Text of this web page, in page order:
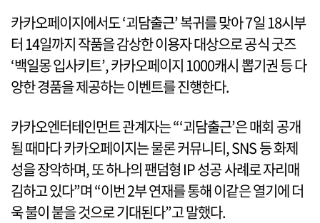
카카오페이지에서도 ‘괴담출근’ 복귀를 맞아 7일 18시부
터 14일까지 작품을 감상한 이용자 대상으로 공식 굿즈
‘백일몽 입사키트’, 카카오페이지 1000캐시 뽑기권 등 다
양한 경품을 제공하는 이벤트를 진행한다.
카카오엔터테인먼트 관계자는 “‘괴담출근’은 매회 공개
될 때마다 카카오페이지는 물론 커뮤니티, SNS 등 화제
성을 장악하며, 또 하나의 팬덤형 IP 성공 사례로 자리매
김하고 있다”며 “이번 2부 연재를 통해 이같은 열기에 더
욱 불이 붙을 것으로 기대된다”고 말했다.